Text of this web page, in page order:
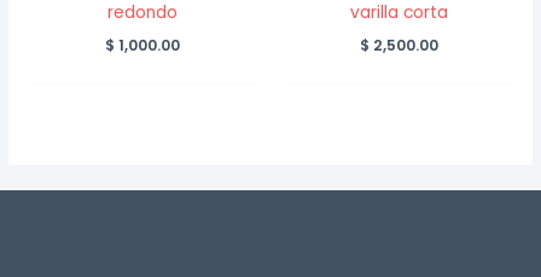
redondo
$ 1,000.00
varilla corta
$ 2,500.00